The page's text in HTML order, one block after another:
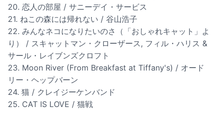
20. 恋人の部屋 / サニーデイ・サービス
21. ねこの森には帰れない / 谷山浩子
22. みんなネコになりたいのさ（「おしゃれキャット」よ
り） / スキャットマン・クローザース, フィル・ハリス &
サール・レイブンズクロフト
23. Moon River (From Breakfast at Tiffany's) / オード
リー・ヘップバーン
24. 猫 / クレイジーケンバンド
25. CAT IS LOVE / 猫戦